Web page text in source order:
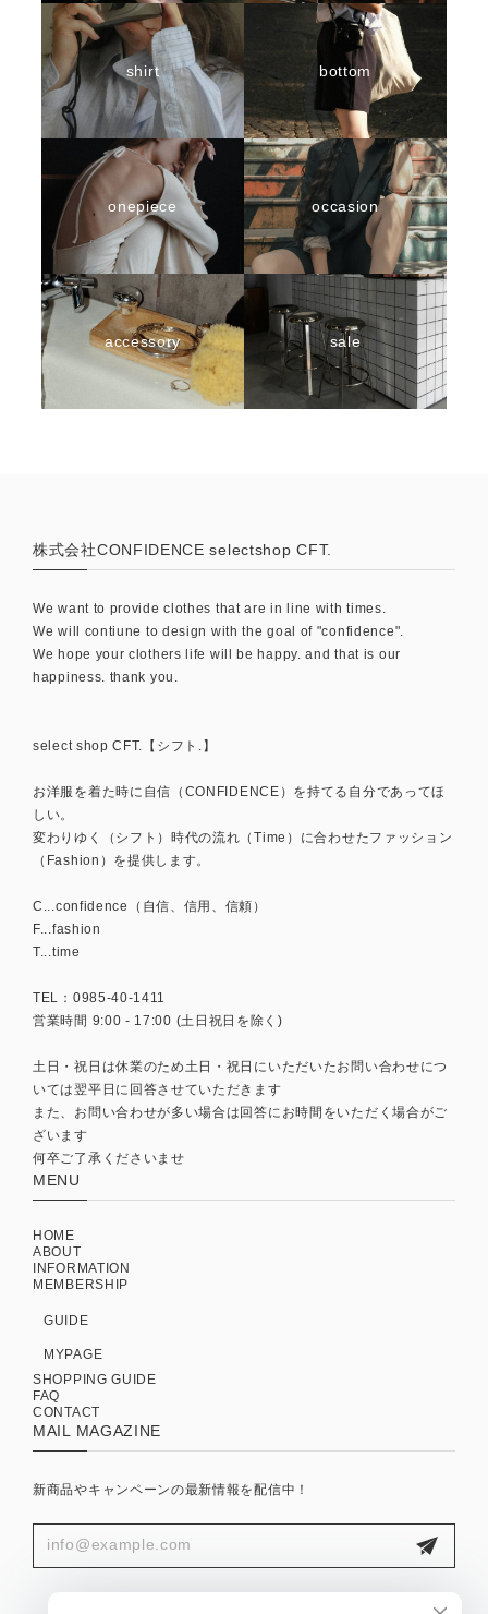
shirt bottom
onepiece occasion
accessory sale
株式会社CONFIDENCE selectshop CFT.
We want to provide clothes that are in line with times.
We will contiune to design with the goal of "confidence".
We hope your clothers life will be happy. and that is our
happiness. thank you.
select shop CFT.【シフト.】
お洋服を着た時に自信（CONFIDENCE）を持てる自分であってほ
しい。
変わりゆく（シフト）時代の流れ（Time）に合わせたファッション
（Fashion）を提供します。
C...confidence（自信、信用、信頼）
F...fashion
T...time
TEL：0985-40-1411
営業時間 9:00 - 17:00 (土日祝日を除く)
土日・祝日は休業のため土日・祝日にいただいたお問い合わせにつ
いては翌平日に回答させていただきます
また、お問い合わせが多い場合は回答にお時間をいただく場合がご
ざいます
何卒ご了承くださいませ
MENU
HOME
ABOUT
INFORMATION
MEMBERSHIP
GUIDE
MYPAGE
SHOPPING GUIDE
FAQ
CONTACT
MAIL MAGAZINE
新商品やキャンペーンの最新情報を配信中！